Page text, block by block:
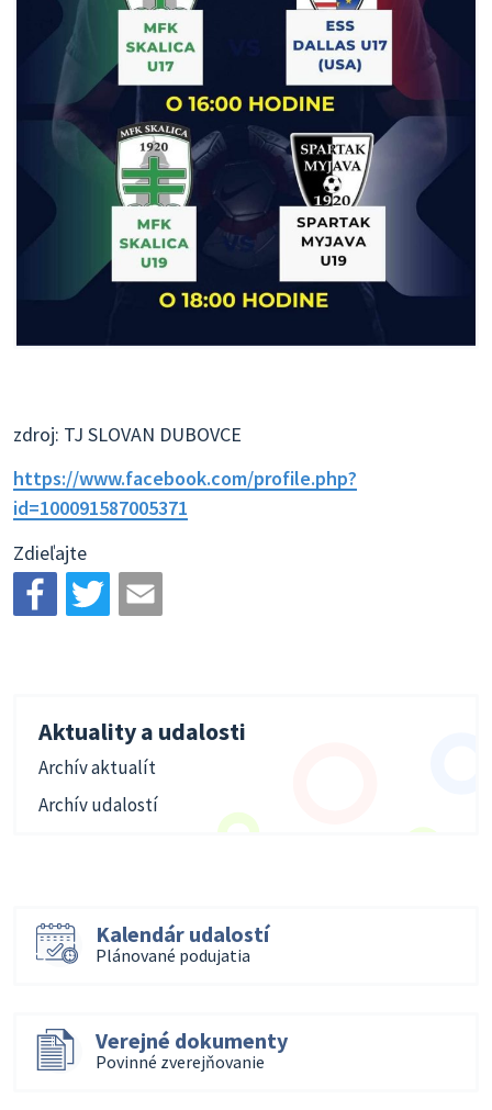
zdroj: TJ SLOVAN DUBOVCE
https://www.facebook.com/profile.php?
id=100091587005371
Zdieľajte
Aktuality a udalosti
Archív aktualít
Archív udalostí
Kalendár udalostí
Plánované podujatia
Verejné dokumenty
Povinné zverejňovanie